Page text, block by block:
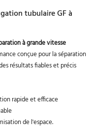
tubulaire GF à
à grande vitesse
conçue pour la séparation
résultats fiables et précis
rapide et efficace
de l'espace.